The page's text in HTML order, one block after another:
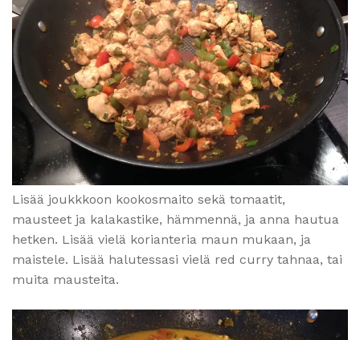
Lisää joukkkoon kookosmaito sekä tomaatit,
mausteet ja kalakastike, hämmennä, ja anna hautua
hetken. Lisää vielä korianteria maun mukaan, ja
maistele. Lisää halutessasi vielä red curry tahnaa, tai
muita mausteita.